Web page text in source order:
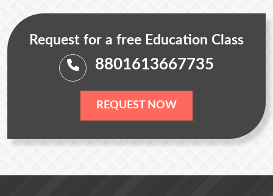
Request for a free Education Class
8801613667735
REQUEST NOW